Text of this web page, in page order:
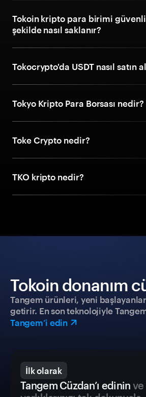
Tokoin kripto para birimi
şekilde nasıl saklanır?
Tokocrypto'da USDT nasıl satın
Tokyo Kripto Para Borsası nedir?
Toke Crypto nedir?
TKO kripto nedir?
Tokoin donanım
Tangem ürünleri, yeni
getirir. En son teknolojiyle
Tangem’i edin
İlk olarak
Tangem Cüzdan’ı edinin ve